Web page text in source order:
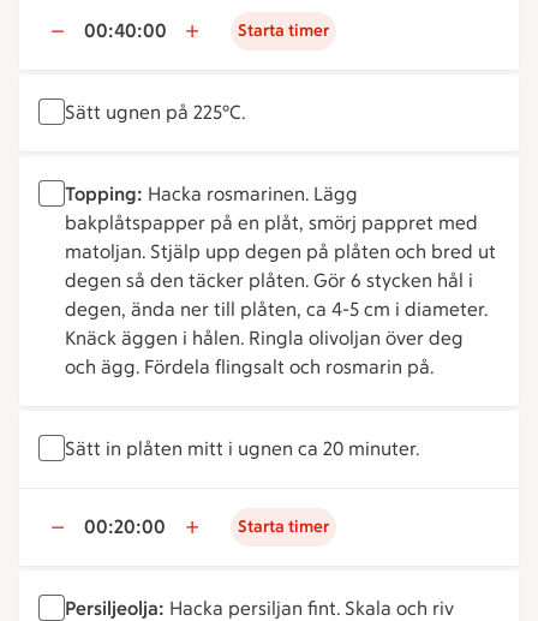
00:40:00 Starta timer
Sätt ugnen på 225°C.
Topping: Hacka rosmarinen. Lägg
bakplåtspapper på en plåt, smörj pappret med
matoljan. Stjälp upp degen på plåten och bred ut
degen så den täcker plåten. Gör 6 stycken hål i
degen, ända ner till plåten, ca 4-5 cm i diameter.
Knäck äggen i hålen. Ringla olivoljan över deg
och ägg. Fördela flingsalt och rosmarin på.
Sätt in plåten mitt i ugnen ca 20 minuter.
00:20:00 Starta timer
Persiljeolja: Hacka persiljan fint. Skala och riv